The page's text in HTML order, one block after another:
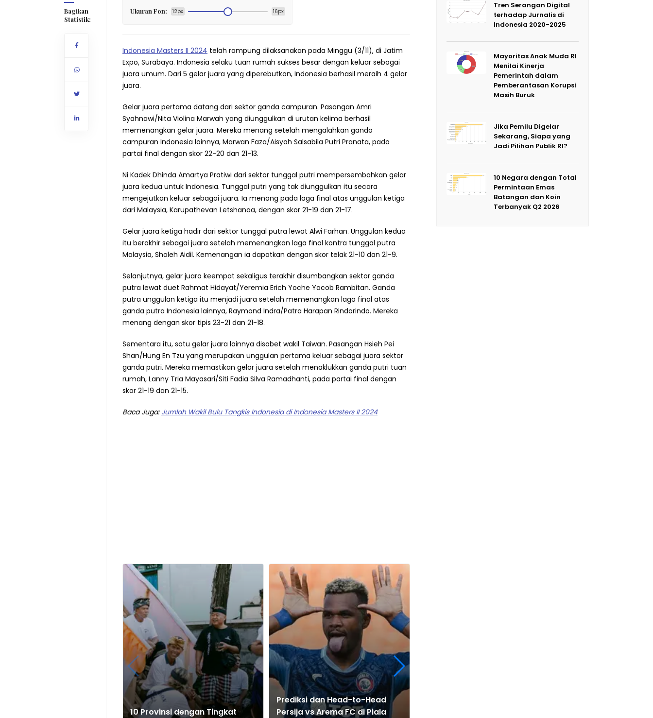
Bagikan
Statistik:
Ukuran Fon: 12px 16px
Indonesia Masters II 2024 telah rampung dilaksanakan pada Minggu (3/11), di Jatim
Expo, Surabaya. Indonesia selaku tuan rumah sukses besar dengan keluar sebagai
juara umum. Dari 5 gelar juara yang diperebutkan, Indonesia berhasil meraih 4 gelar
juara.
Gelar juara pertama datang dari sektor ganda campuran. Pasangan Amri
Syahnawi/Nita Violina Marwah yang diunggulkan di urutan kelima berhasil
memenangkan gelar juara. Mereka menang setelah mengalahkan ganda
campuran Indonesia lainnya, Marwan Faza/Aisyah Salsabila Putri Pranata, pada
partai final dengan skor 22-20 dan 21-13.
Ni Kadek Dhinda Amartya Pratiwi dari sektor tunggal putri mempersembahkan gelar
juara kedua untuk Indonesia. Tunggal putri yang tak diunggulkan itu secara
mengejutkan keluar sebagai juara. Ia menang pada laga final atas unggulan ketiga
dari Malaysia, Karupathevan Letshanaa, dengan skor 21-19 dan 21-17.
Gelar juara ketiga hadir dari sektor tunggal putra lewat Alwi Farhan. Unggulan kedua
itu berakhir sebagai juara setelah memenangkan laga final kontra tunggal putra
Malaysia, Sholeh Aidil. Kemenangan ia dapatkan dengan skor telak 21-10 dan 21-9.
Selanjutnya, gelar juara keempat sekaligus terakhir disumbangkan sektor ganda
putra lewat duet Rahmat Hidayat/Yeremia Erich Yoche Yacob Rambitan. Ganda
putra unggulan ketiga itu menjadi juara setelah memenangkan laga final atas
ganda putra Indonesia lainnya, Raymond Indra/Patra Harapan Rindorindo. Mereka
menang dengan skor tipis 23-21 dan 21-18.
Sementara itu, satu gelar juara lainnya disabet wakil Taiwan. Pasangan Hsieh Pei
Shan/Hung En Tzu yang merupakan unggulan pertama keluar sebagai juara sektor
ganda putri. Mereka memastikan gelar juara setelah menaklukkan ganda putri tuan
rumah, Lanny Tria Mayasari/Siti Fadia Silva Ramadhanti, pada partai final dengan
skor 21-19 dan 21-15.
Baca Juga: Jumlah Wakil Bulu Tangkis Indonesia di Indonesia Masters II 2024
10 Provinsi dengan Tingkat
Prediksi dan Head-to-Head
Persija vs Arema FC di Piala
Tren Serangan Digital
terhadap Jurnalis di
Indonesia 2020-2025
Mayoritas Anak Muda RI
Menilai Kinerja
Pemerintah dalam
Pemberantasan Korupsi
Masih Buruk
Jika Pemilu Digelar
Sekarang, Siapa yang
Jadi Pilihan Publik RI?
10 Negara dengan Total
Permintaan Emas
Batangan dan Koin
Terbanyak Q2 2026